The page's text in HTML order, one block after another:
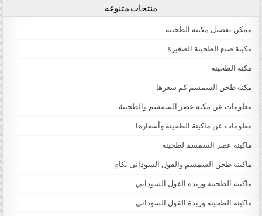
منتجات متنوعه
ممكن تفصيل مكينه الطحينه
مكينة صنع الطحينة الصغيرة
مكنه الطحينه
مكنة طحن السمسم كم سعرها
معلومات عن مكنه عصر السمسم والطحينة
معلومات عن ماكينة الطحينة وأسعارها
ماكينه عصر السمسم لطحينه
ماكينه طحن السمسم والفول السودانى بكام
ماكينه الطحينه وزبده الفول السوداني
ماكينه الطحينه وزبدة الفول السودانى